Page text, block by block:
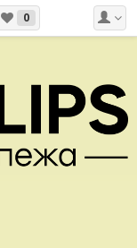
0